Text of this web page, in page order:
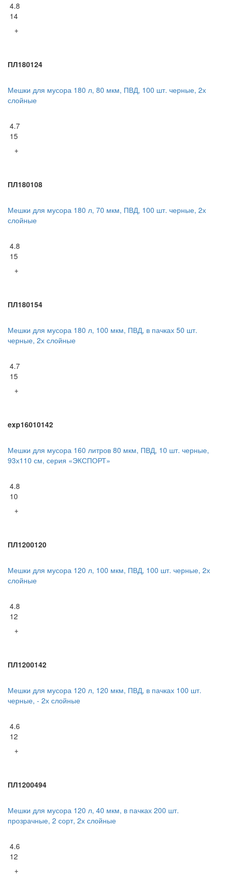
4.8
14
+
ПЛ180124
Мешки для мусора 180 л, 80 мкм, ПВД, 100 шт. черные, 2х
слойные
4.7
15
+
ПЛ180108
Мешки для мусора 180 л, 70 мкм, ПВД, 100 шт. черные, 2х
слойные
4.8
15
+
ПЛ180154
Мешки для мусора 180 л, 100 мкм, ПВД, в пачках 50 шт.
черные, 2х слойные
4.7
15
+
exp16010142
Мешки для мусора 160 литров 80 мкм, ПВД, 10 шт. черные,
93х110 см, серия «ЭКСПОРТ»
4.8
10
+
ПЛ1200120
Мешки для мусора 120 л, 100 мкм, ПВД, 100 шт. черные, 2х
слойные
4.8
12
+
ПЛ1200142
Мешки для мусора 120 л, 120 мкм, ПВД, в пачках 100 шт.
черные, - 2х слойные
4.6
12
+
ПЛ1200494
Мешки для мусора 120 л, 40 мкм, в пачках 200 шт.
прозрачные, 2 сорт, 2х слойные
4.6
12
+